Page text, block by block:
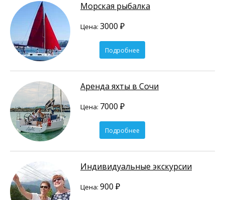
Морская рыбалка
Цена: 3000 ₽
Подробнее
Аренда яхты в Сочи
Цена: 7000 ₽
Подробнее
Индивидуальные экскурсии
Цена: 900 ₽